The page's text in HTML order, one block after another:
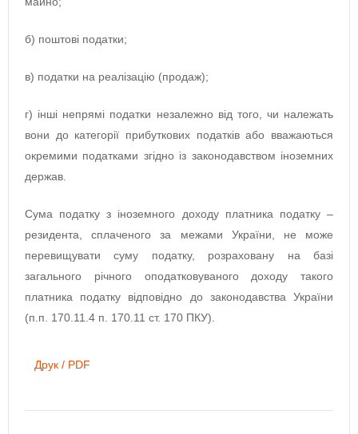
б) поштові податки;
в) податки на реалізацію (продаж);
г) інші непрямі податки незалежно від того, чи належать
вони до категорії прибуткових податків або вважаються
окремими податками згідно із законодавством іноземних
держав.
Сума податку з іноземного доходу платника податку –
резидента, сплаченого за межами України, не може
перевищувати суму податку, розраховану на базі
загального річного оподатковуваного доходу такого
платника податку відповідно до законодавства України
(п.п. 170.11.4 п. 170.11 ст. 170 ПКУ).
Друк / PDF